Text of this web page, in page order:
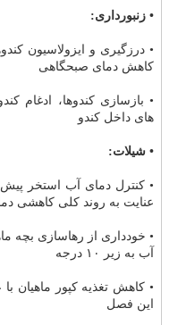
• زنبورداری:
• درزگیری و ایزولاسیون
كاهش دمای صبحگاهی
• بازسازی كندوها، ادغام
های داخل كندو
• شیلات:
• كنترل دمای آب استخر پیش
عنایت به روند كلی كاهشی
• خودداری از رهاسازی بچه
آب به زیر ۱۰ درجه
• كاهش تغذیه كپور ماهیان
این فصل